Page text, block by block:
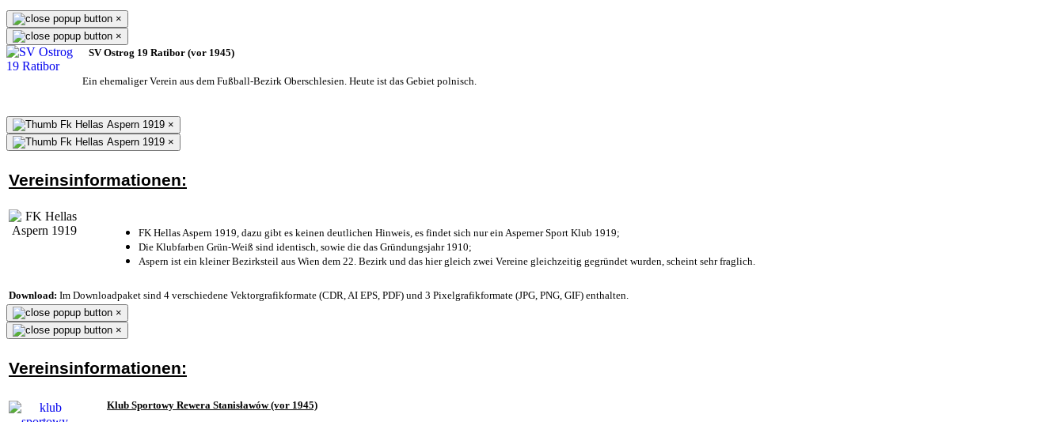
×
×
SV Ostrog 19 Ratibor (vor 1945)
Ein ehemaliger Verein aus dem Fußball-Bezirk Oberschlesien. Heute ist das Gebiet polnisch.
×
×
Vereinsinformationen:
FK Hellas Aspern 1919, dazu gibt es keinen deutlichen Hinweis, es findet sich nur ein Asperner Sport Klub 1919;
Die Klubfarben Grün-Weiß sind identisch, sowie die das Gründungsjahr 1910;
Aspern ist ein kleiner Bezirksteil aus Wien dem 22. Bezirk und das hier gleich zwei Vereine gleichzeitig gegründet wurden, scheint sehr fraglich.
Download: Im Downloadpaket sind 4 verschiedene Vektorgrafikformate (CDR, AI EPS, PDF) und 3 Pixelgrafikformate (JPG, PNG, GIF) enthalten.
×
×
Vereinsinformationen:
Klub Sportowy Rewera Stanisławów (vor 1945)